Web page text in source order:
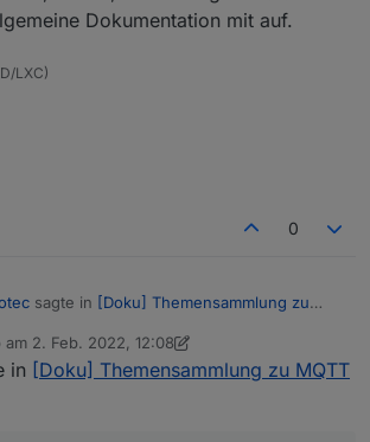
Dokumentation mit auf.
LXC)
0
sagte in [Doku] Themensammlung zu
sagte in MQTT Broker/Client Adapter:
am 2. Feb. 2022, 12:08
von Homoran2. Feb. 2022, 13:10
in [Doku] Themensammlung zu MQTT